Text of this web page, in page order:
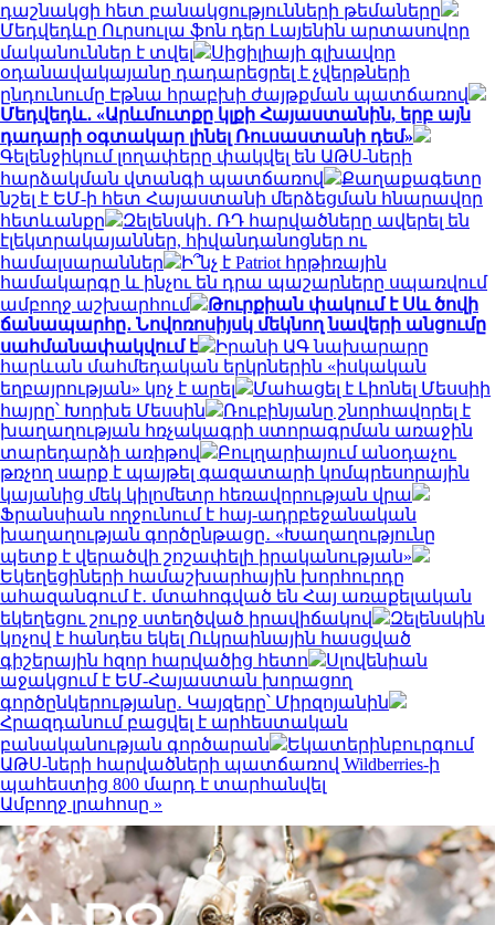
դաշնակցի հետ բանակցությունների թեմաները
Մեդվեդևը Ուրսուլա ֆոն դեր Լայենին արտասովոր
մականուններ է տվել
Սիցիլիայի գլխավոր
օդանավակայանը դադարեցրել է չվերթների
ընդունումը Էթնա հրաբխի ժայթքման պատճառով
Մեդվեդև․ «Արևմուտքը կլքի Հայաստանին, երբ այն
դադարի օգտակար լինել Ռուսաստանի դեմ»
Գելենջիկում լողափերը փակվել են ԱԹՍ-ների
հարձակման վտանգի պատճառով
Քաղաքագետը
նշել է ԵՄ-ի հետ Հայաստանի մերձեցման հնարավոր
հետևանքը
Զելենսկի․ ՌԴ հարվածները ավերել են
էլեկտրակայաններ, հիվանդանոցներ ու
համալսարաններ
Ի՞նչ է Patriot հրթիռային
համակարգը և ինչու են դրա պաշարները սպառվում
ամբողջ աշխարհում
Թուրքիան փակում է Սև ծովի
ճանապարհը․ Նովոռոսիյսկ մեկնող նավերի անցումը
սահմանափակվում է
Իրանի ԱԳ նախարարը
հարևան մահմեդական երկրներին «իսկական
եղբայրության» կոչ է արել
Մահացել է Լիոնել Մեսսիի
հայրը՝ Խորխե Մեսսին
Ռուբինյանը շնորհավորել է
խաղաղության հռչակագրի ստորագրման առաջին
տարեդարձի առիթով
Բուլղարիայում անօդաչու
թռչող սարք է պայթել գազատարի կոմպրեսորային
կայանից մեկ կիլոմետր հեռավորության վրա
Ֆրանսիան ողջունում է հայ-ադրբեջանական
խաղաղության գործընթացը․ «Խաղաղությունը
պետք է վերածվի շոշափելի իրականության»
Եկեղեցիների համաշխարհային խորհուրդը
ահազանգում է․ մտահոգված են Հայ առաքելական
եկեղեցու շուրջ ստեղծված իրավիճակով
Զելենսկին
կոչով է հանդես եկել Ուկրաինային հասցված
գիշերային հզոր հարվածից հետո
Սլովենիան
աջակցում է ԵՄ-Հայաստան խորացող
գործընկերությանը․ Կայզերը՝ Միրզոյանին
Հրազդանում բացվել է արհեստական
բանականության գործարան
Եկատերինբուրգում
ԱԹՍ-ների հարվածների պատճառով Wildberries-ի
պահեստից 800 մարդ է տարհանվել
Ամբողջ լրահոսը »